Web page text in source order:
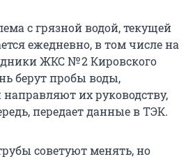
с грязной водой, текущей
ежедневно, в том числе на
ЖКС № 2 Кировского
берут пробы воды,
их руководству,
передает данные в ТЭК.
советуют менять, но